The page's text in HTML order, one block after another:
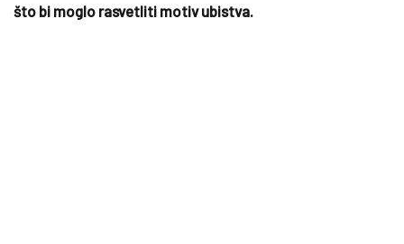
što bi moglo rasvetliti motiv ubistva.